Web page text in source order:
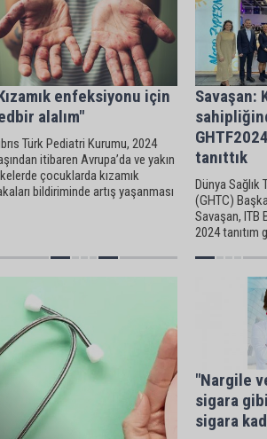
enfeksiyonu için
alalım"
Türk Pediatri Kurumu, 2024
itibaren Avrupa’da ve yakın
çocuklarda kızamık
bildiriminde artış yaşanması
Savaşan:
tanıttık
Dünya Sağlık
(GHTC)
Savaşan, ITB
2024 tanıtım
"Nargile
sigara
sigara